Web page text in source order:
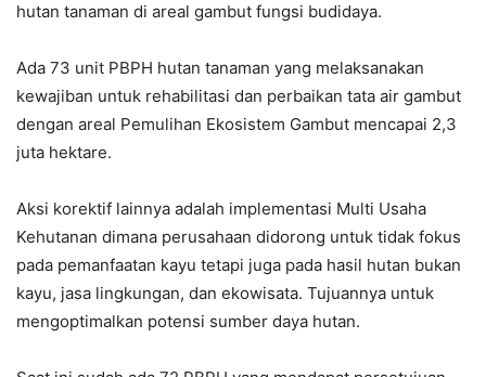
hutan tanaman di areal gambut fungsi budidaya.
Ada 73 unit PBPH hutan tanaman yang melaksanakan
kewajiban untuk rehabilitasi dan perbaikan tata air gambut
dengan areal Pemulihan Ekosistem Gambut mencapai 2,3
juta hektare.
Aksi korektif lainnya adalah implementasi Multi Usaha
Kehutanan dimana perusahaan didorong untuk tidak fokus
pada pemanfaatan kayu tetapi juga pada hasil hutan bukan
kayu, jasa lingkungan, dan ekowisata. Tujuannya untuk
mengoptimalkan potensi sumber daya hutan.